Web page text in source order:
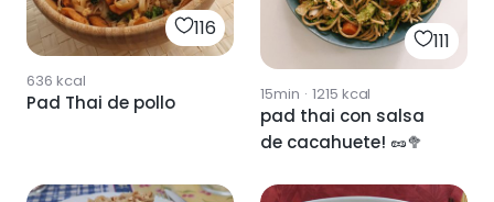
116
636 kcal
Pad Thai de pollo
111
15min · 1215 kcal
pad thai con salsa
de cacahuete! 🥜🥦